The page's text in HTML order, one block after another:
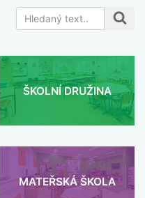
ŠKOLNÍ DRUŽINA
MATEŘSKÁ ŠKOLA